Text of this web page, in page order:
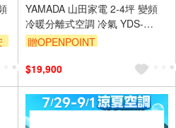
YAMADA 山田家電 2-4坪 變頻
冷暖分離式空調 冷氣 YDS-
FN23H/YDC-FN23H
贈OPENPOINT
$19,900